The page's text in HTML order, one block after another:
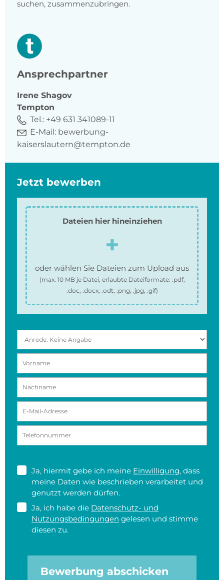
suchen, zusammenzubringen.
Ansprechpartner
Irene Shagov
Tempton
Tel.: +49 631 341089-11
E-Mail: bewerbung-
kaiserslautern@tempton.de
Jetzt bewerben
Dateien hier hineinziehen
oder wählen Sie Dateien zum Upload aus
(max. 10 MBje Datei, erlaubte Dateiformate: .pdf,
.doc, .docx, .odt, .png, .jpg, .gif)
Ja, hiermit gebe ich meine Einwilligung, dass
meine Daten wie beschrieben verarbeitet und
genutzt werden dürfen.
Ja, ich habe die Datenschutz- und
Nutzungsbedingungen gelesen und stimme
diesen zu.
Bewerbung abschicken